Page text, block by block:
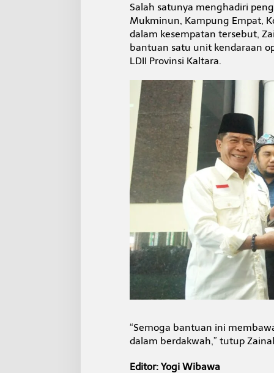
t
u
a
D
P
P
L
D
I
Salah satunya menghadiri
Mukminun, Kampung Empat,
dalam kesempatan tersebut,
bantuan satu unit kendaraan
LDII Provinsi Kaltara.
“Semoga bantuan ini
dalam berdakwah,” tutup
Editor: Yogi Wibawa